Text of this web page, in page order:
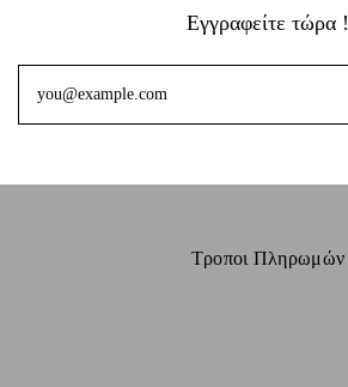
Εγγραφείτε τώρα !
Τροποι Πληρωμών